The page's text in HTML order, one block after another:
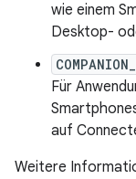
wie einem
Desktop-
Für
auf
Weitere